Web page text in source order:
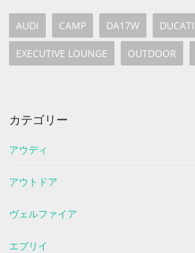
AUDI CAMP DA17W DUCATI
EXECUTIVE LOUNGE OUTDOOR
カテゴリー
アウディ
アウトドア
ヴェルファイア
エブリイ